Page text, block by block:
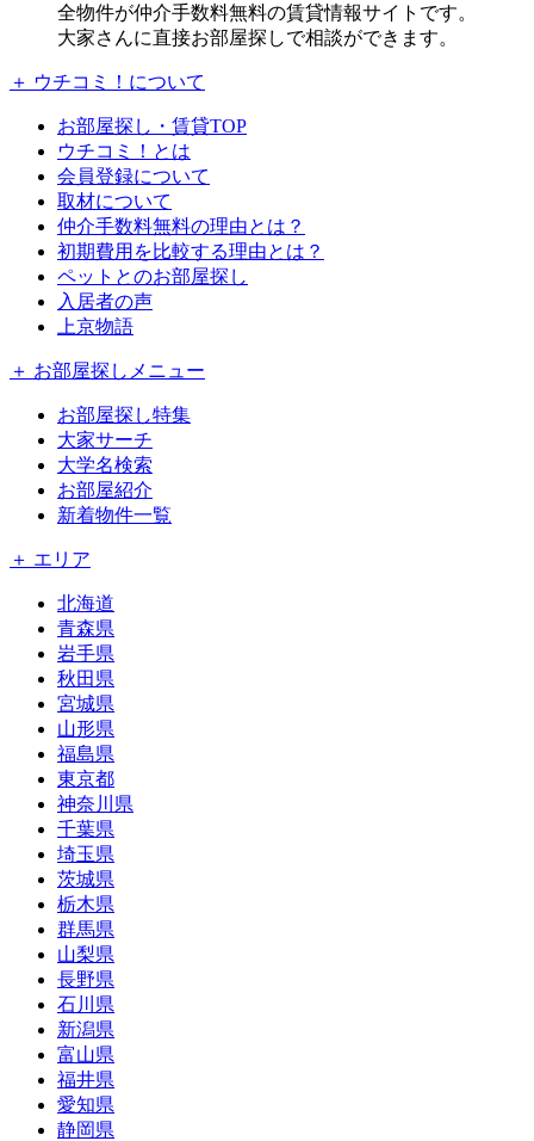
全物件が仲介手数料無料の賃貸情報サイトです。
大家さんに直接お部屋探しで相談ができます。
＋ ウチコミ！について
お部屋探し・賃貸TOP
ウチコミ！とは
会員登録について
取材について
仲介手数料無料の理由とは？
初期費用を比較する理由とは？
ペットとのお部屋探し
入居者の声
上京物語
＋ お部屋探しメニュー
お部屋探し特集
大家サーチ
大学名検索
お部屋紹介
新着物件一覧
＋ エリア
北海道
青森県
岩手県
秋田県
宮城県
山形県
福島県
東京都
神奈川県
千葉県
埼玉県
茨城県
栃木県
群馬県
山梨県
長野県
石川県
新潟県
富山県
福井県
愛知県
静岡県